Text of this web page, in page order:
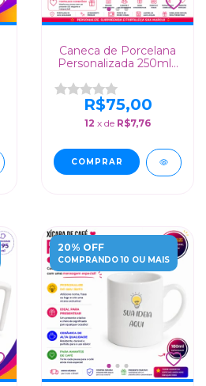
Caneca de Porcelana
Personalizada 250ml -
Empresas
R$75,00
12 x de R$7,76
20% OFF
COMPRANDO 10 OU MAIS